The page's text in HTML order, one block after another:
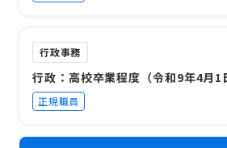
行政事務
行政：高校卒業程度（令和9年4月1
正規職員